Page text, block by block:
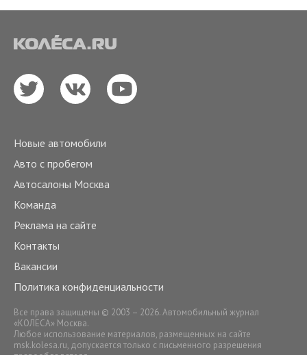
Новые автомобили
Авто с пробегом
Автосалоны Москва
Команда
Реклама на сайте
Контакты
Вакансии
Политика конфиденциальности
Все права защищены © 2003 – 2026. Автомобильный журнал
«КОЛЕСА» Москва.
Любое использование материалов, размещенных на сайте
msk.kolesa.ru, допускается только с письменного разрешения